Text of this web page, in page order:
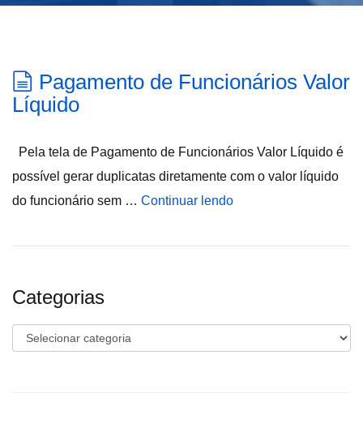
Pagamento de Funcionários Valor
Líquido
Pela tela de Pagamento de Funcionários Valor Líquido é
possível gerar duplicatas diretamente com o valor líquido
do funcionário sem … Continuar lendo
Categorias
Categorias